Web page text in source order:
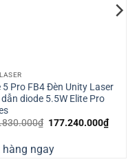
5 Pro FB4 Đèn Unity Laser
dẫn diode 5.5W Elite Pro
₫ Giá
203.830.000₫.
177.240.000₫Giá
hiện
ngay